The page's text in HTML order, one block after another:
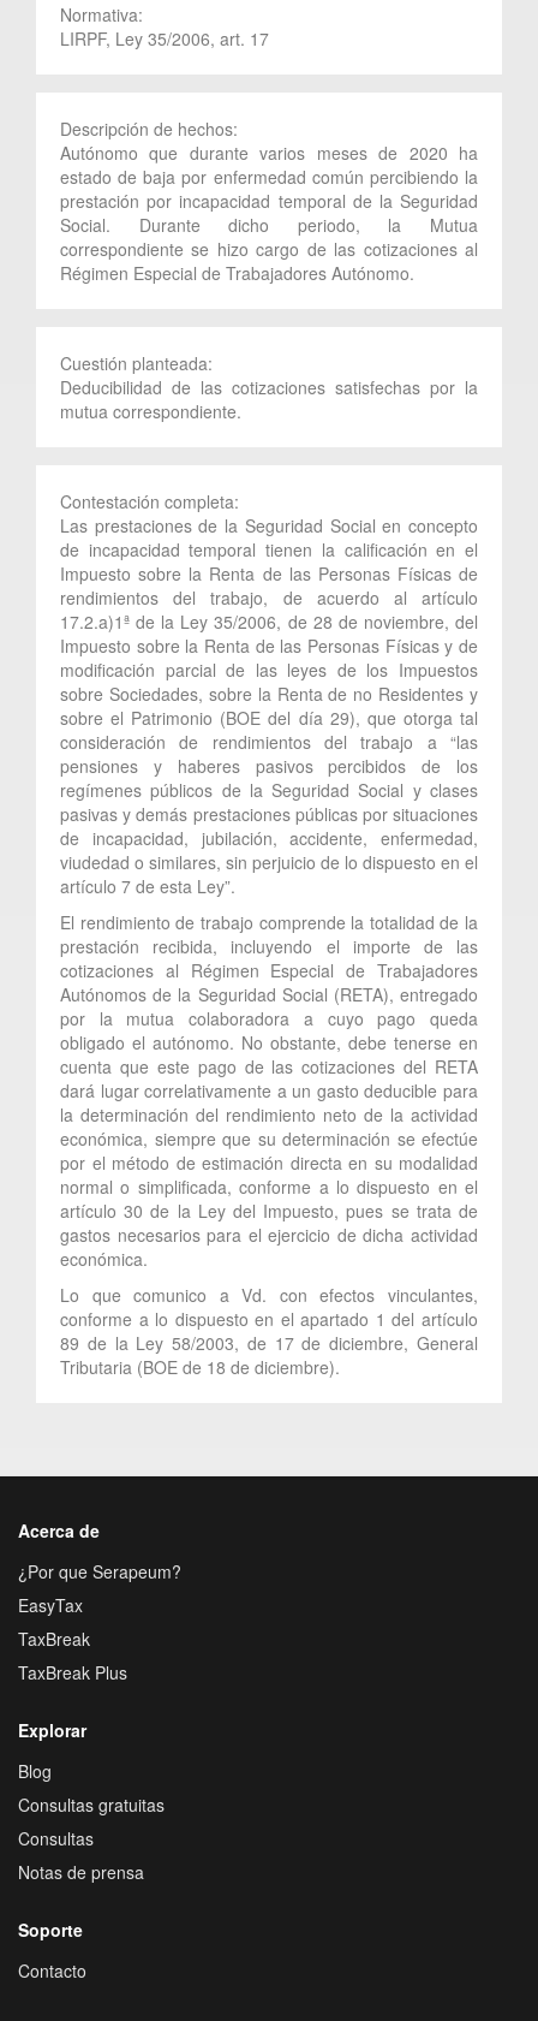
Normativa:
LIRPF, Ley 35/2006, art. 17
Descripción de hechos:
Autónomo que durante varios meses de 2020 ha
estado de baja por enfermedad común percibiendo la
prestación por incapacidad temporal de la Seguridad
Social. Durante dicho periodo, la Mutua
correspondiente se hizo cargo de las cotizaciones al
Régimen Especial de Trabajadores Autónomo.
Cuestión planteada:
Deducibilidad de las cotizaciones satisfechas por la
mutua correspondiente.
Contestación completa:
Las prestaciones de la Seguridad Social en concepto
de incapacidad temporal tienen la calificación en el
Impuesto sobre la Renta de las Personas Físicas de
rendimientos del trabajo, de acuerdo al artículo
17.2.a)1ª de la Ley 35/2006, de 28 de noviembre, del
Impuesto sobre la Renta de las Personas Físicas y de
modificación parcial de las leyes de los Impuestos
sobre Sociedades, sobre la Renta de no Residentes y
sobre el Patrimonio (BOE del día 29), que otorga tal
consideración de rendimientos del trabajo a “las
pensiones y haberes pasivos percibidos de los
regímenes públicos de la Seguridad Social y clases
pasivas y demás prestaciones públicas por situaciones
de incapacidad, jubilación, accidente, enfermedad,
viudedad o similares, sin perjuicio de lo dispuesto en el
artículo 7 de esta Ley”.
El rendimiento de trabajo comprende la totalidad de la
prestación recibida, incluyendo el importe de las
cotizaciones al Régimen Especial de Trabajadores
Autónomos de la Seguridad Social (RETA), entregado
por la mutua colaboradora a cuyo pago queda
obligado el autónomo. No obstante, debe tenerse en
cuenta que este pago de las cotizaciones del RETA
dará lugar correlativamente a un gasto deducible para
la determinación del rendimiento neto de la actividad
económica, siempre que su determinación se efectúe
por el método de estimación directa en su modalidad
normal o simplificada, conforme a lo dispuesto en el
artículo 30 de la Ley del Impuesto, pues se trata de
gastos necesarios para el ejercicio de dicha actividad
económica.
Lo que comunico a Vd. con efectos vinculantes,
conforme a lo dispuesto en el apartado 1 del artículo
89 de la Ley 58/2003, de 17 de diciembre, General
Tributaria (BOE de 18 de diciembre).
Acerca de
¿Por que Serapeum?
EasyTax
TaxBreak
TaxBreak Plus
Explorar
Blog
Consultas gratuitas
Consultas
Notas de prensa
Soporte
Contacto